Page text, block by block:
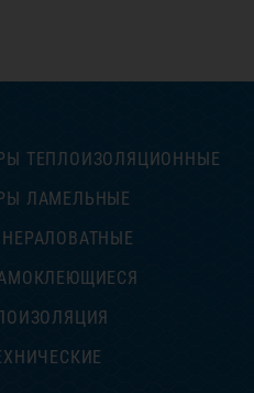
ТЕПЛОИЗОЛЯЦИОННЫЕ
ЛАМЕЛЬНЫЕ